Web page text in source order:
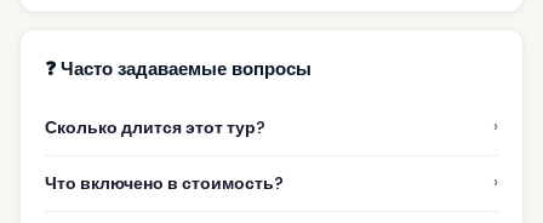
❓ Часто задаваемые вопросы
Сколько длится этот тур? ›
Что включено в стоимость? ›